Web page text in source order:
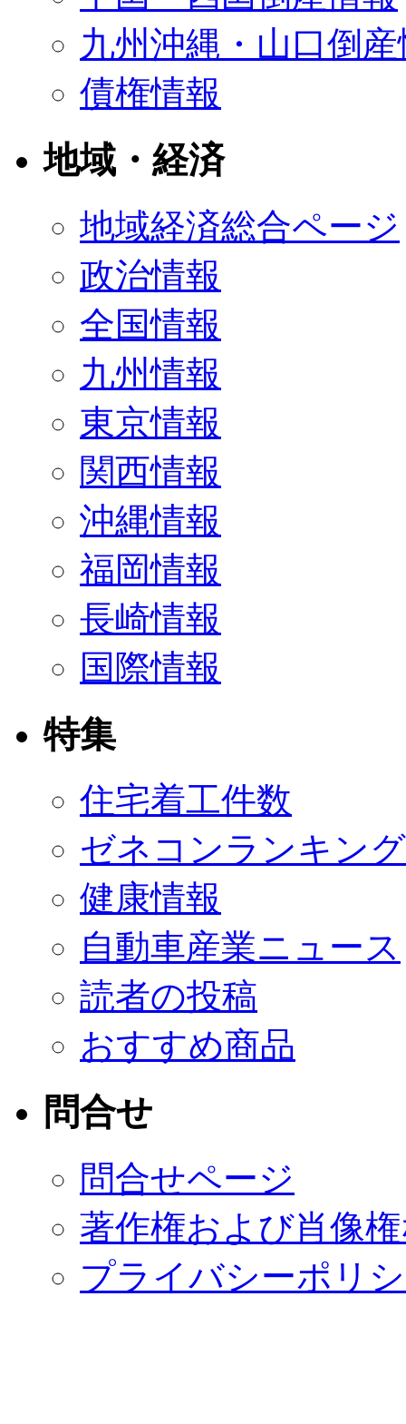
九州沖縄・山口倒
債権情報
地域・経済
地域経済総合ページ
政治情報
全国情報
九州情報
東京情報
関西情報
沖縄情報
福岡情報
長崎情報
国際情報
特集
住宅着工件数
ゼネコンランキング
健康情報
自動車産業ニュース
読者の投稿
おすすめ商品
問合せ
問合せページ
著作権および肖像
プライバシーポリ